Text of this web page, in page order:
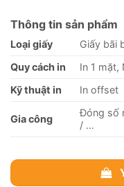
Thông tin sản phẩm
Loại giấy
Giấy bãi
Quy cách in
In 1 mặt,
Kỹ thuật in
In offset
Gia công
Đóng số
/ …